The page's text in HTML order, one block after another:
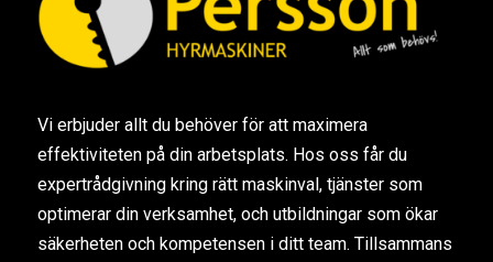
Vi erbjuder allt du behöver för att maximera
effektiviteten på din arbetsplats. Hos oss får du
expertrådgivning kring rätt maskinval, tjänster som
optimerar din verksamhet, och utbildningar som ökar
säkerheten och kompetensen i ditt team. Tillsammans